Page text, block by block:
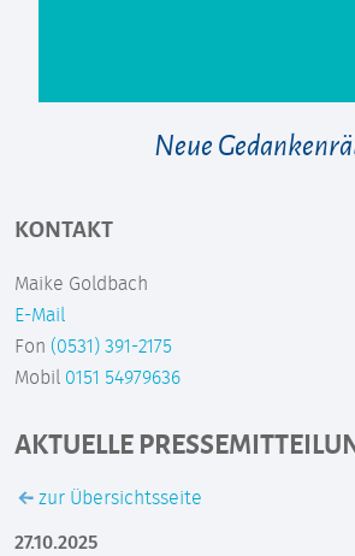
Neue
KONTAKT
Maike Goldbach
E-Mail
Fon (0531) 391-2175
Mobil 0151 54979636
AKTUELLE
zur Übersichtsseite
27.10.2025